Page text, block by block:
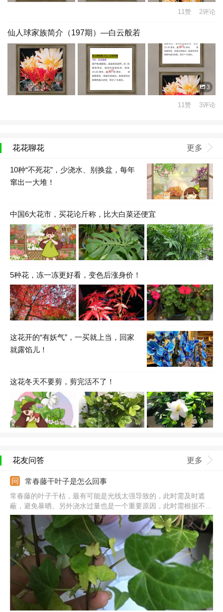
11赞 2评论
仙人球家族简介（197期）—白云般若
3
11赞 3评论
花花聊花 更多
10种“不死花”，少浇水、别换盆，每年
窜出一大堆！
中国6大花市，买花论斤称，比大白菜还便宜
5种花，冻一冻更好看，变色后涨身价！
这花开的“有妖气”，一买就上当，回家
就露馅儿！
这花冬天不要剪，剪完活不了！
花友问答 更多
常春藤干叶子是怎么回事
常春藤的叶子干枯，最有可能是光线太强导致的，此时需及时遮
蔽，避免暴晒。另外浇水过量也是一个重要原因，此时需根据不干
不浇的原则来补充水分，不可一次性浇太多。在者就是虫害导致，
比如红蜘蛛等，此时可将它们捕杀，如果数量太多的话，则可直接
喷洒药剂。